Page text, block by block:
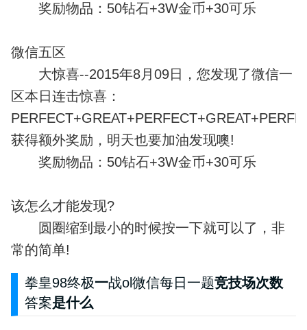
奖励物品：50钻石+3W金币+30可乐
微信五区
大惊喜--2015年8月09日，您发现了微信一
区本日连击惊喜：
获得额外奖励，明天也要加油发现噢!
奖励物品：50钻石+3W金币+30可乐
该怎么才能发现?
圆圈缩到最小的时候按一下就可以了，非
常的简单!
拳皇98终极一战ol微信每日一题竞技场次数
答案是什么